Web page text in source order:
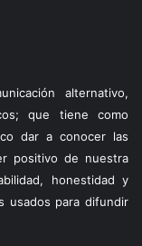
alternativo,
que tiene como
dar a conocer las
positivo de nuestra
honestidad y
usados para difundir